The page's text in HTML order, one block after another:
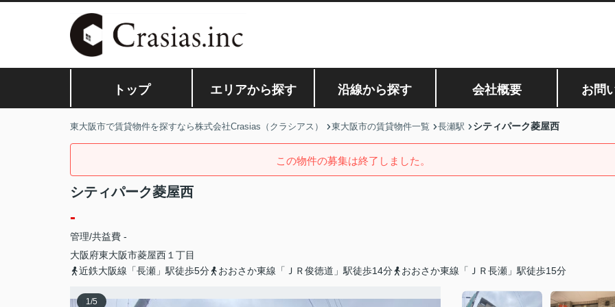
トップ エリアから探す 沿線から探す 会社概要 お問
東大阪市で賃貸物件を探すなら株式会社Crasias（クラシアス） 東大阪市の賃貸物件一覧 長瀬駅 シティパーク菱屋西
この物件の募集は終了しました。
シティパーク菱屋西
-
管理/共益費 -
大阪府東大阪市菱屋西 １丁目
近鉄大阪線「長瀬」駅徒歩5分
おおさか東線「ＪＲ俊徳道」駅徒歩14分 おおさか東線「ＪＲ長瀬」駅徒歩15分
1/5